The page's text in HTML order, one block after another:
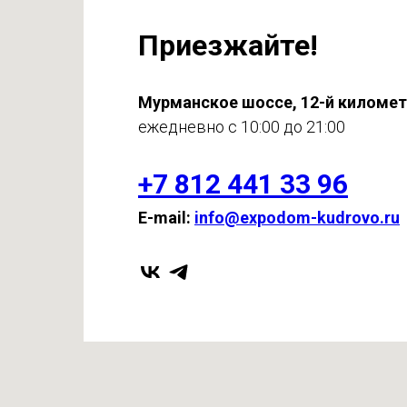
Приезжайте!
Мурманское шоссе, 12-й
ежедневно с 10:00 до 21:00
+7 812 441 33 96
E-mail: info@expodom-kudrovo.ru